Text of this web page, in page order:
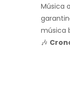
Música
música
🎶